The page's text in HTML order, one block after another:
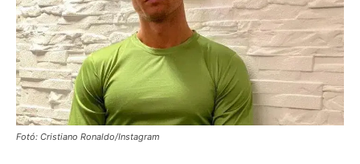
Fotó: Cristiano Ronaldo/Instagram